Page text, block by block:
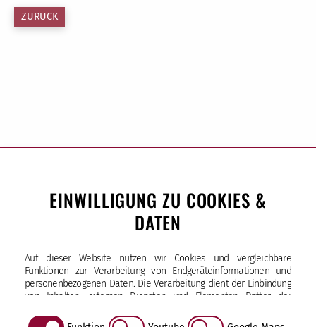
EINWILLIGUNG ZU COOKIES &
DATEN
Auf dieser Website nutzen wir Cookies und vergleichbare
Funktionen zur Verarbeitung von Endgeräteinformationen und
personenbezogenen Daten. Die Verarbeitung dient der Einbindung
von Inhalten, externen Diensten und Elementen Dritter, der
der Einbindung sozialer Medien. Je nach Funktion werden dabei
ZURÜCK
Sankt-Ansgar-Schule
Bürgerweide 33 | 20535 Hamburg
Tel (040) 25 17 34-10
Fax (040) 25 17 34-29